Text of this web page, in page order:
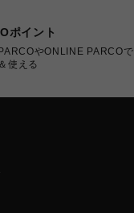
ポイント
やONLINE PARCOで
使える